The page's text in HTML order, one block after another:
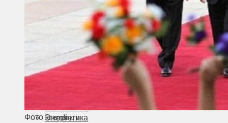
Происшествия
Приграничье
Агроновости
Едим дома
Ищу семью
Духовное пространство
Энергетика
Фото kremlin.ru